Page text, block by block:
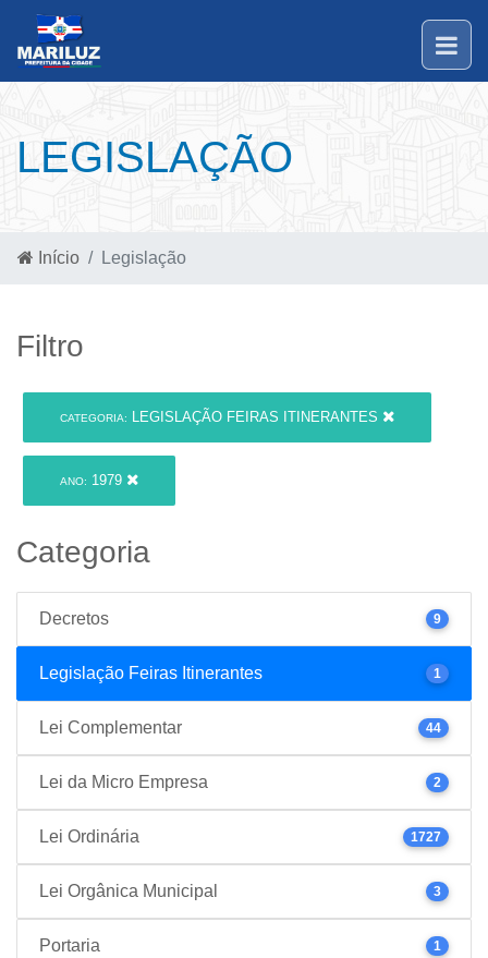
LEGISLAÇÃO
Início Legislação
Filtro
CATEGORIA: LEGISLAÇÃO FEIRAS ITINERANTES
ANO: 1979
Categoria
Decretos 9
Legislação Feiras Itinerantes 1
Lei Complementar 44
Lei da Micro Empresa 2
Lei Ordinária 1727
Lei Orgânica Municipal 3
Portaria 1